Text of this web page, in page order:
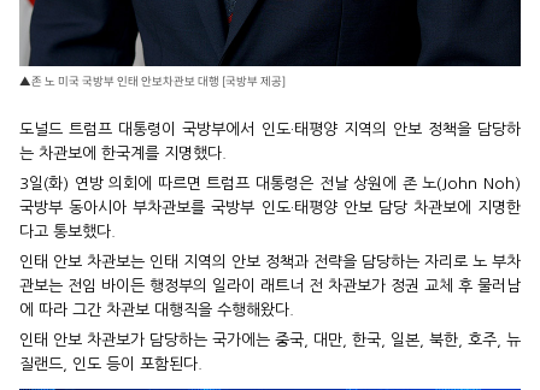
▲존 노 미국 국방부 인태 안보차관보 대행 [국방부 제공]
도널드 트럼프 대통령이 국방부에서 인도·태평양 지역의 안보 정책을 담당하
는 차관보에 한국계를 지명했다.
3일(화) 연방 의회에 따르면 트럼프 대통령은 전날 상원에 존 노(John Noh)
국방부 동아시아 부차관보를 국방부 인도·태평양 안보 담당 차관보에 지명한
다고 통보했다.
인태 안보 차관보는 인태 지역의 안보 정책과 전략을 담당하는 자리로 노 부차
관보는 전임 바이든 행정부의 일라이 래트너 전 차관보가 정권 교체 후 물러남
에 따라 그간 차관보 대행직을 수행해왔다.
인태 안보 차관보가 담당하는 국가에는 중국, 대만, 한국, 일본, 북한, 호주, 뉴
질랜드, 인도 등이 포함된다.